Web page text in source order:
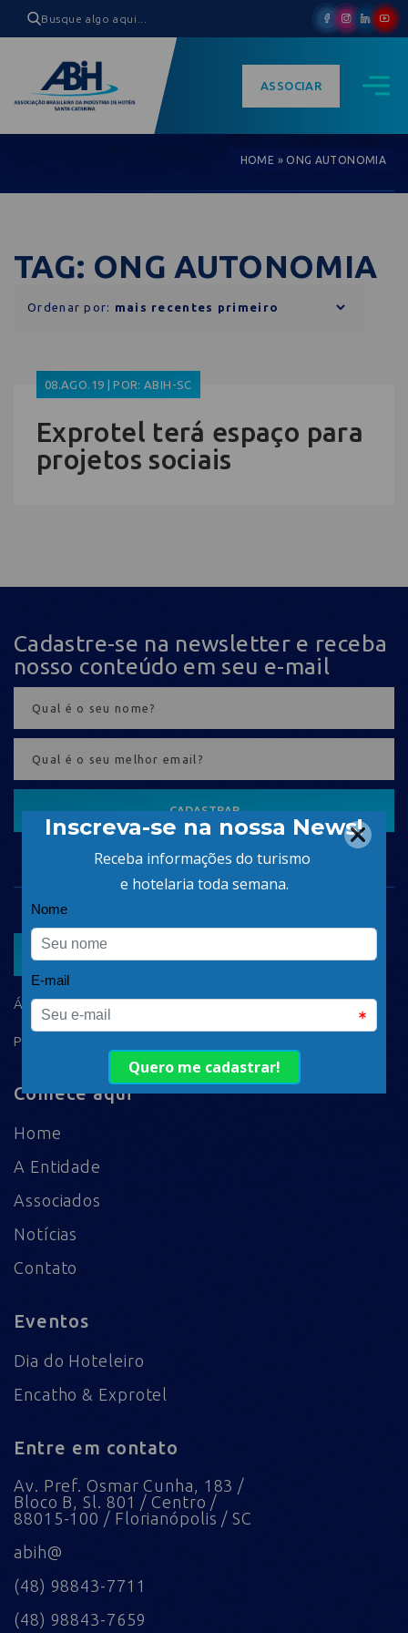
ASSOCIAR
HOME » ONG AUTONOMIA
TAG: ONG AUTONOMIA
Ordenar por:
08.AGO.19 | POR: ABIH-SC
Exprotel terá espaço para
projetos sociais
Cadastre-se na newsletter e receba
nosso conteúdo em seu e-mail
CADASTRAR
ÁREA DO ASSOCIADO
POLÍTICA DE PRIVACIDADE
Comece aqui
Home
A Entidade
Associados
Notícias
Contato
Eventos
Dia do Hoteleiro
Encatho & Exprotel
Entre em contato
Av. Pref. Osmar Cunha, 183 /
Bloco B, Sl. 801 / Centro /
88015-100 / Florianópolis / SC
abih@
(48) 98843-7711
(48) 98843-7659